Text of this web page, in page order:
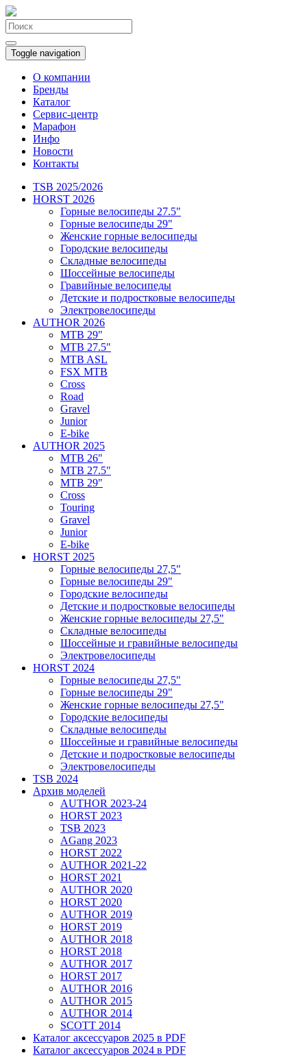
Toggle navigation
О компании
Бренды
Каталог
Сервис-центр
Марафон
Инфо
Новости
Контакты
TSB 2025/2026
HORST 2026
Горные велосипеды 27.5"
Горные велосипеды 29"
Женские горные велосипеды
Городские велосипеды
Складные велосипеды
Шоссейные велосипеды
Гравийные велосипеды
Детские и подростковые велосипеды
Электровелосипеды
AUTHOR 2026
MTB 29"
MTB 27.5"
MTB ASL
FSX MTB
Cross
Road
Gravel
Junior
E-bike
AUTHOR 2025
MTB 26"
MTB 27.5"
MTB 29"
Cross
Touring
Gravel
Junior
E-bike
HORST 2025
Горные велосипеды 27,5"
Горные велосипеды 29"
Городские велосипеды
Детские и подростковые велосипеды
Женские горные велосипеды 27,5"
Складные велосипеды
Шоссейные и гравийные велосипеды
Электровелосипеды
HORST 2024
Горные велосипеды 27,5"
Горные велосипеды 29"
Женские горные велосипеды 27,5"
Городские велосипеды
Складные велосипеды
Шоссейные и гравийные велосипеды
Детские и подростковые велосипеды
Электровелосипеды
TSB 2024
Архив моделей
AUTHOR 2023-24
HORST 2023
TSB 2023
AGang 2023
HORST 2022
AUTHOR 2021-22
HORST 2021
AUTHOR 2020
HORST 2020
AUTHOR 2019
HORST 2019
AUTHOR 2018
HORST 2018
AUTHOR 2017
HORST 2017
AUTHOR 2016
AUTHOR 2015
AUTHOR 2014
SCOTT 2014
Каталог аксессуаров 2025 в PDF
Каталог аксессуаров 2024 в PDF